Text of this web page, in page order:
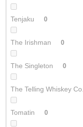
Tenjaku 0
The Irishman 0
The Singleton 0
The Telling Whiskey Co.
Tomatin 0